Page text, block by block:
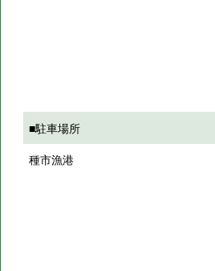
■駐車場所
種市漁港